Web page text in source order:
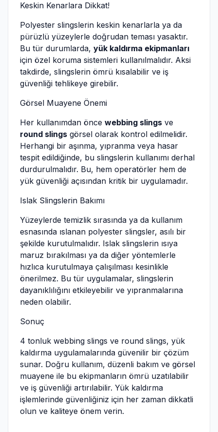
Keskin Kenarlara Dikkat!
Polyester slingslerin keskin kenarlarla ya da
pürüzlü yüzeylerle doğrudan teması yasaktır.
Bu tür durumlarda, yük kaldırma ekipmanları
için özel koruma sistemleri kullanılmalıdır. Aksi
takdirde, slingslerin ömrü kısalabilir ve iş
güvenliği tehlikeye girebilir.
Görsel Muayene Önemi
Her kullanımdan önce webbing slings ve
round slings görsel olarak kontrol edilmelidir.
Herhangi bir aşınma, yıpranma veya hasar
tespit edildiğinde, bu slingslerin kullanımı derhal
durdurulmalıdır. Bu, hem operatörler hem de
yük güvenliği açısından kritik bir uygulamadır.
Islak Slingslerin Bakımı
Yüzeylerde temizlik sırasında ya da kullanım
esnasında ıslanan polyester slingsler, asılı bir
şekilde kurutulmalıdır. Islak slingslerin ısıya
maruz bırakılması ya da diğer yöntemlerle
hızlıca kurutulmaya çalışılması kesinlikle
önerilmez. Bu tür uygulamalar, slingslerin
dayanıklılığını etkileyebilir ve yıpranmalarına
neden olabilir.
Sonuç
4 tonluk webbing slings ve round slings, yük
kaldırma uygulamalarında güvenilir bir çözüm
sunar. Doğru kullanım, düzenli bakım ve görsel
muayene ile bu ekipmanların ömrü uzatılabilir
ve iş güvenliği artırılabilir. Yük kaldırma
işlemlerinde güvenliğiniz için her zaman dikkatli
olun ve kaliteye önem verin.